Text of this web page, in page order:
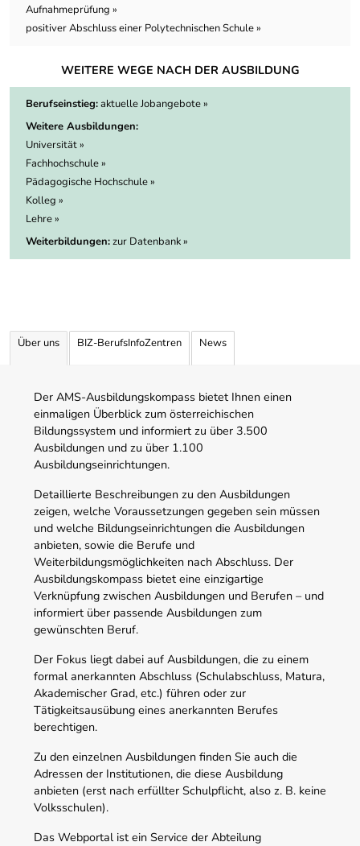
Aufnahmeprüfung »
positiver Abschluss einer Polytechnischen Schule »
WEITERE WEGE NACH DER AUSBILDUNG
Berufseinstieg:aktuelle Jobangebote »
Weitere Ausbildungen:
Universität »
Fachhochschule »
Pädagogische Hochschule »
Kolleg »
Lehre »
Weiterbildungen:zur Datenbank »
Über uns BIZ-BerufsInfoZentren News
Der AMS-Ausbildungskompass bietet Ihnen einen
einmaligen Überblick zum österreichischen
Bildungssystem und informiert zu über 3.500
Ausbildungen und zu über 1.100
Ausbildungseinrichtungen.
Detaillierte Beschreibungen zu den Ausbildungen
zeigen, welche Voraussetzungen gegeben sein müssen
und welche Bildungseinrichtungen die Ausbildungen
anbieten, sowie die Berufe und
Weiterbildungsmöglichkeiten nach Abschluss. Der
Ausbildungskompass bietet eine einzigartige
Verknüpfung zwischen Ausbildungen und Berufen – und
informiert über passende Ausbildungen zum
gewünschten Beruf.
Der Fokus liegt dabei auf Ausbildungen, die zu einem
formal anerkannten Abschluss (Schulabschluss, Matura,
Akademischer Grad, etc.) führen oder zur
Tätigkeitsausübung eines anerkannten Berufes
berechtigen.
Zu den einzelnen Ausbildungen finden Sie auch die
Adressen der Institutionen, die diese Ausbildung
anbieten (erst nach erfüllter Schulpflicht, also z. B. keine
Volksschulen).
Das Webportal ist ein Service der Abteilung